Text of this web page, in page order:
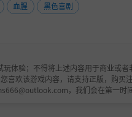
血腥 黑色喜剧
体验；不得将上述内容用于商业或
喜欢该游戏内容，请支持正版，购
，我们会在第一时